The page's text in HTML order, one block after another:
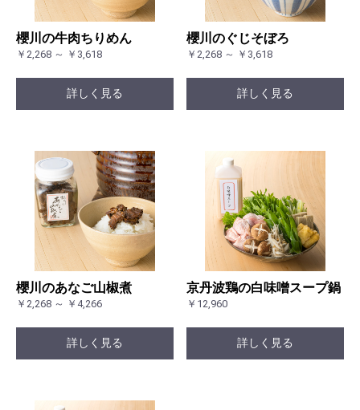
櫻川の牛肉ちりめん
￥2,268 ～ ￥3,618
詳しく見る
櫻川のぐじそぼろ
￥2,268 ～ ￥3,618
詳しく見る
櫻川のあなご山椒煮
￥2,268 ～ ￥4,266
詳しく見る
京丹波鶏の白味噌スープ鍋
￥12,960
詳しく見る